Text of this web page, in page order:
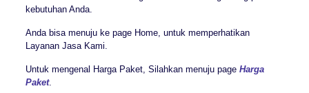
kebutuhan Anda.
Anda bisa menuju ke page Home, untuk memperhatikan
Layanan Jasa Kami.
Untuk mengenal Harga Paket, Silahkan menuju page Harga
Paket.